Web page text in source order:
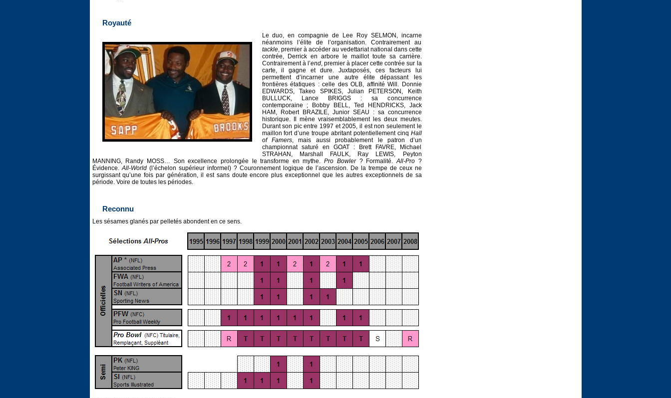
Royauté
Le duo, en compagnie de Lee Roy SELMON, incarne
néanmoins l’élite de l’organisation. Contrairement au
tackle, premier à accéder au vedettariat national dans cette
contrée, Derrick en arbore le maillot toute sa carrière.
Contrairement à l’end, premier à placer cette contrée sur la
carte, il gagne et dure. Juxtaposés, ces facteurs lui
permettent d’incarner une autre élite dépassant les
frontières étatiques : celle des OLB, affinité Will. Donnie
EDWARDS, Takeo SPIKES, Julian PETERSON, Keith
BULLUCK, Lance BRIGGS : sa concurrence
contemporaine ; Bobby BELL, Ted HENDRICKS, Jack
HAM, Robert BRAZILE, Junior SEAU : sa concurrence
historique. Il mène vraisemblablement les deux meutes.
Durant son pic entre 1997 et 2005, il est non seulement le
maillon fort d’une troupe abritant potentiellement cinq Hall
of Famers, mais aussi probablement le patron d’un
championnat saturé en GOAT : Brett FAVRE, Michael
STRAHAN, Marshall FAULK, Ray LEWIS, Peyton
MANNING, Randy MOSS… Son excellence prolongée le transforme en mythe.Pro Bowler ? Formalité.All-Pro ?
Évidence.All-World(l’échelon supérieur informel) ? Couronnement logique de l’ascension. De la trempe de ceux ne
surgissant qu’une fois par génération, il est sans doute encore plus exceptionnel que les autres exceptionnels de sa
période. Voire de toutes les périodes.
Reconnu
Les sésames glanés par pelletés abondent en ce sens.